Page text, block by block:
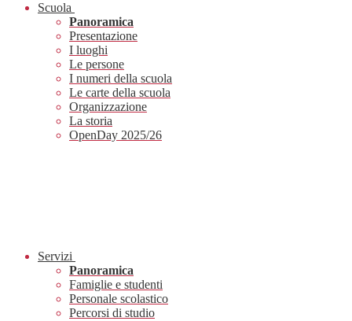
Scuola
Panoramica
Presentazione
I luoghi
Le persone
I numeri della scuola
Le carte della scuola
Organizzazione
La storia
OpenDay 2025/26
Servizi
Panoramica
Famiglie e studenti
Personale scolastico
Percorsi di studio